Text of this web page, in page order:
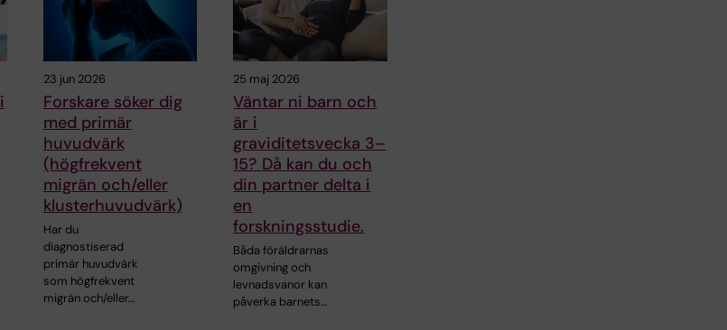
23 jun 2026
Forskare söker dig
med primär
huvudvärk
(högfrekvent
migrän och/eller
klusterhuvudvärk)
Har du
diagnostiserad
primär huvudvärk
som högfrekvent
migrän och/eller…
25 maj 2026
Väntar ni barn och
är i
graviditetsvecka 3–
15? Då kan du och
din partner delta i
en
forskningsstudie.
Båda föräldrarnas
omgivning och
levnadsvanor kan
påverka barnets…